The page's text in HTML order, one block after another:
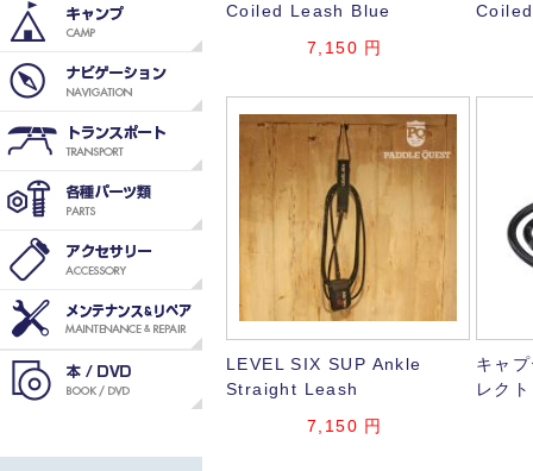
Coiled Leash Blue
7,150 円
LEVEL SIX SUP Ankle
Straight Leash
7,150 円
キャ
レク